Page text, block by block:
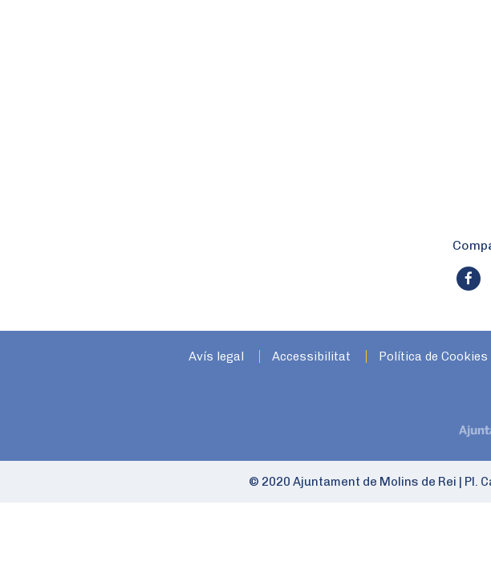
Avís legal Accessibilitat Política de Cookies
© 2020 Ajuntament de Molins de Rei Pl.